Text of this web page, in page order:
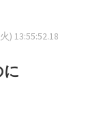
) 13:55:52.18